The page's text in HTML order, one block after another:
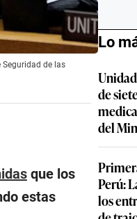
de las
que los
estas
Lo
de
del
Perú:
los